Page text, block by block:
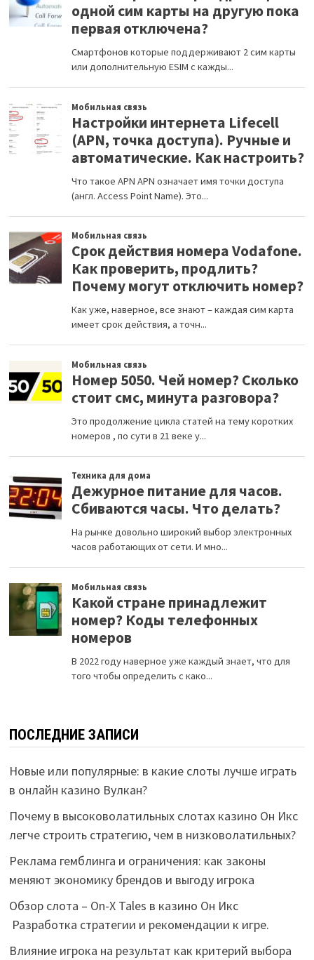
ПОСЛЕДНИЕ ЗАПИСИ
Новые или популярные: в какие слоты лучше играть
в онлайн казино Вулкан?
Почему в высоковолатильных слотах казино Он Икс
легче строить стратегию, чем в низковолатильных?
Реклама гемблинга и ограничения: как законы
меняют экономику брендов и выгоду игрока
Обзор слота – On-X Tales в казино Он Икс
Разработка стратегии и рекомендации к игре.
Влияние игрока на результат как критерий выбора